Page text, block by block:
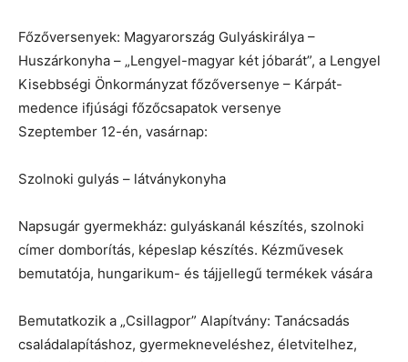
Főzőversenyek: Magyarország Gulyáskirálya –
Huszárkonyha – „Lengyel-magyar két jóbarát”, a Lengyel
Kisebbségi Önkormányzat főzőversenye – Kárpát-
medence ifjúsági főzőcsapatok versenye
Szeptember 12-én, vasárnap:
Szolnoki gulyás – látványkonyha
Napsugár gyermekház: gulyáskanál készítés, szolnoki
címer domborítás, képeslap készítés. Kézművesek
bemutatója, hungarikum- és tájjellegű termékek vására
Bemutatkozik a „Csillagpor” Alapítvány: Tanácsadás
családalapításhoz, gyermekneveléshez, életvitelhez,